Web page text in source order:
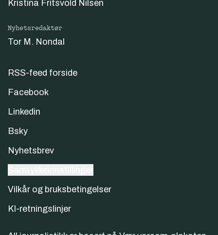
Kristina Fritsvold Nilsen
Nyhetsredaktør
Tor M. Nondal
RSS-feed forside
Facebook
Linkedin
Bsky
Nyhetsbrev
Vilkår og bruksbetingelser
KI-retningslinjer